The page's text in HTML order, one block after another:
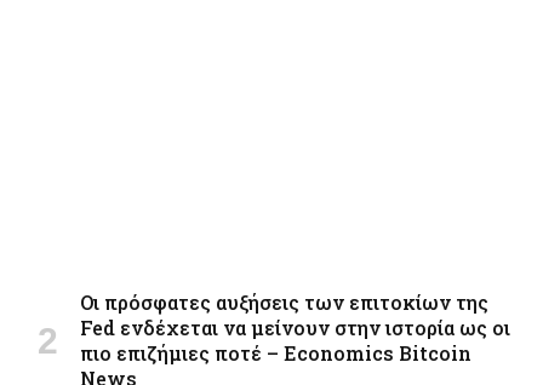
Οι πρόσφατες αυξήσεις των επιτοκίων της
Fed ενδέχεται να μείνουν στην ιστορία ως οι
πιο επιζήμιες ποτέ – Economics Bitcoin
News